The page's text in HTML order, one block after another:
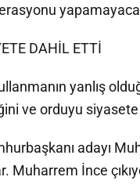
DAHİL ETTİ
yanlış
ve orduyu
adayı
Muharrem İnce